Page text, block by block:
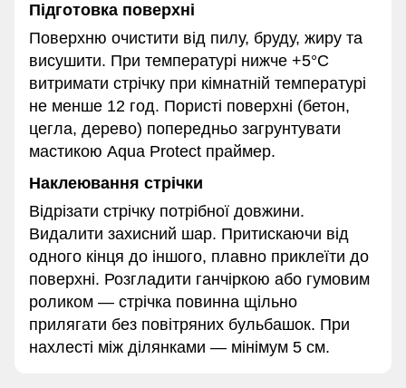
Підготовка поверхні
Поверхню очистити від пилу, бруду, жиру та
висушити. При температурі нижче +5°C
витримати стрічку при кімнатній температурі
не менше 12 год. Пористі поверхні (бетон,
цегла, дерево) попередньо загрунтувати
мастикою Aqua Protect праймер.
Наклеювання стрічки
Відрізати стрічку потрібної довжини.
Видалити захисний шар. Притискаючи від
одного кінця до іншого, плавно приклеїти до
поверхні. Розгладити ганчіркою або гумовим
роликом — стрічка повинна щільно
прилягати без повітряних бульбашок. При
нахлесті між ділянками — мінімум 5 см.